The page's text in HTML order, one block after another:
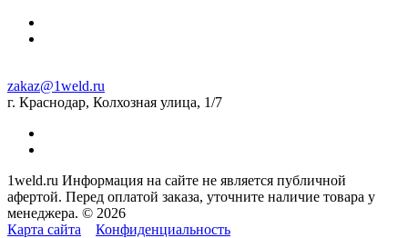
zakaz@1weld.ru
г. Краснодар, Колхозная улица, 1/7
1weld.ru Информация на сайте не является публичной
афертой. Перед оплатой заказа, уточните наличие товара у
менеджера. © 2026
Карта сайта
Конфиденциальность